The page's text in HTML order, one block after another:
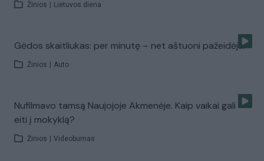
Žinios Lietuvos diena
Gėdos skaitliukas: per minutę – net aštuoni pažeidėjai
Žinios Auto
Nufilmavo tamsą Naujojoje Akmenėje. Kaip vaikai gali
eiti į mokyklą?
Žinios Videobumas